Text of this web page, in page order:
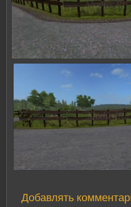
Добавлять